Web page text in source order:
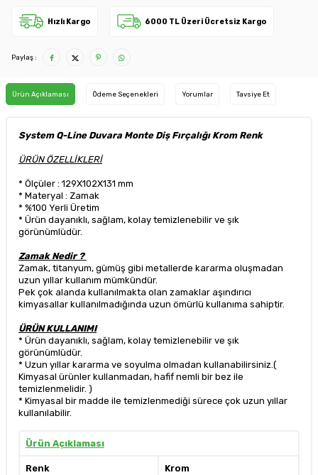
Hızlı Kargo 6000 TL Üzeri Ücretsiz Kargo
Paylaş :
Ürün Açıklaması Ödeme Seçenekleri Yorumlar Tavsiye Et
System Q-Line Duvara Monte Diş Fırçalığı Krom Renk
ÜRÜN ÖZELLİKLERİ
* Ölçüler : 129X102X131 mm
* Materyal : Zamak
* %100 Yerli Üretim
* Ürün dayanıklı, sağlam, kolay temizlenebilir ve şık
görünümlüdür.
Zamak Nedir ?
Zamak, titanyum, gümüş gibi metallerde kararma oluşmadan
uzun yıllar kullanım mümkündür.
Pek çok alanda kullanılmakta olan zamaklar aşındırıcı
kimyasallar kullanılmadığında uzun ömürlü kullanıma sahiptir.
ÜRÜN KULLANIMI
* Ürün dayanıklı, sağlam, kolay temizlenebilir ve şık
görünümlüdür.
* Uzun yıllar kararma ve soyulma olmadan kullanabilirsiniz.(
Kimyasal ürünler kullanmadan, hafif nemli bir bez ile
temizlenmelidir. )
* Kimyasal bir madde ile temizlenmediği sürece çok uzun yıllar
kullanılabilir.
Ürün Açıklaması
Renk Krom